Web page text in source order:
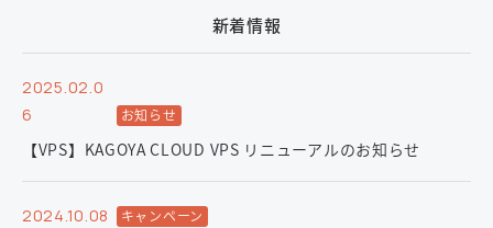
新着情報
2025.02.0
6
お知らせ
【VPS】KAGOYA CLOUD VPS リニューアルのお知らせ
2024.10.08 キャンペーン